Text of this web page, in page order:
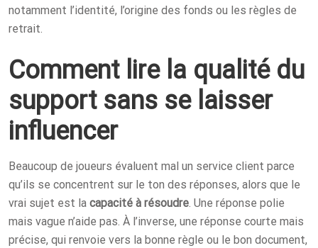
notamment l’identité, l’origine des fonds ou les règles de
retrait.
Comment lire la qualité du
support sans se laisser
influencer
Beaucoup de joueurs évaluent mal un service client parce
qu’ils se concentrent sur le ton des réponses, alors que le
vrai sujet est la capacité à résoudre. Une réponse polie
mais vague n’aide pas. À l’inverse, une réponse courte mais
précise, qui renvoie vers la bonne règle ou le bon document,